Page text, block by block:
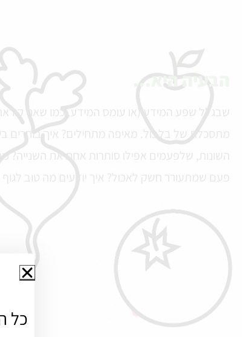
הבעיה היא...
שבגלל שפע המידע (או עומס המידע, כמו שאני
מתסכלת של בלבול. מאיפה מתחילים? איך בוחרים
השונות, שלפעמים אפילו סותרות אחת את השנייה?
פעם שמתעורר חשק לאכול? איך יודעים מה טוב
כל